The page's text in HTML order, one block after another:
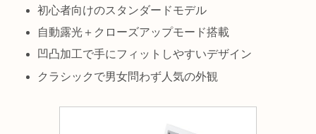
初心者向けのスタンダードモデル
自動露光＋クローズアップモード搭載
凹凸加工で手にフィットしやすいデザイン
クラシックで男女問わず人気の外観